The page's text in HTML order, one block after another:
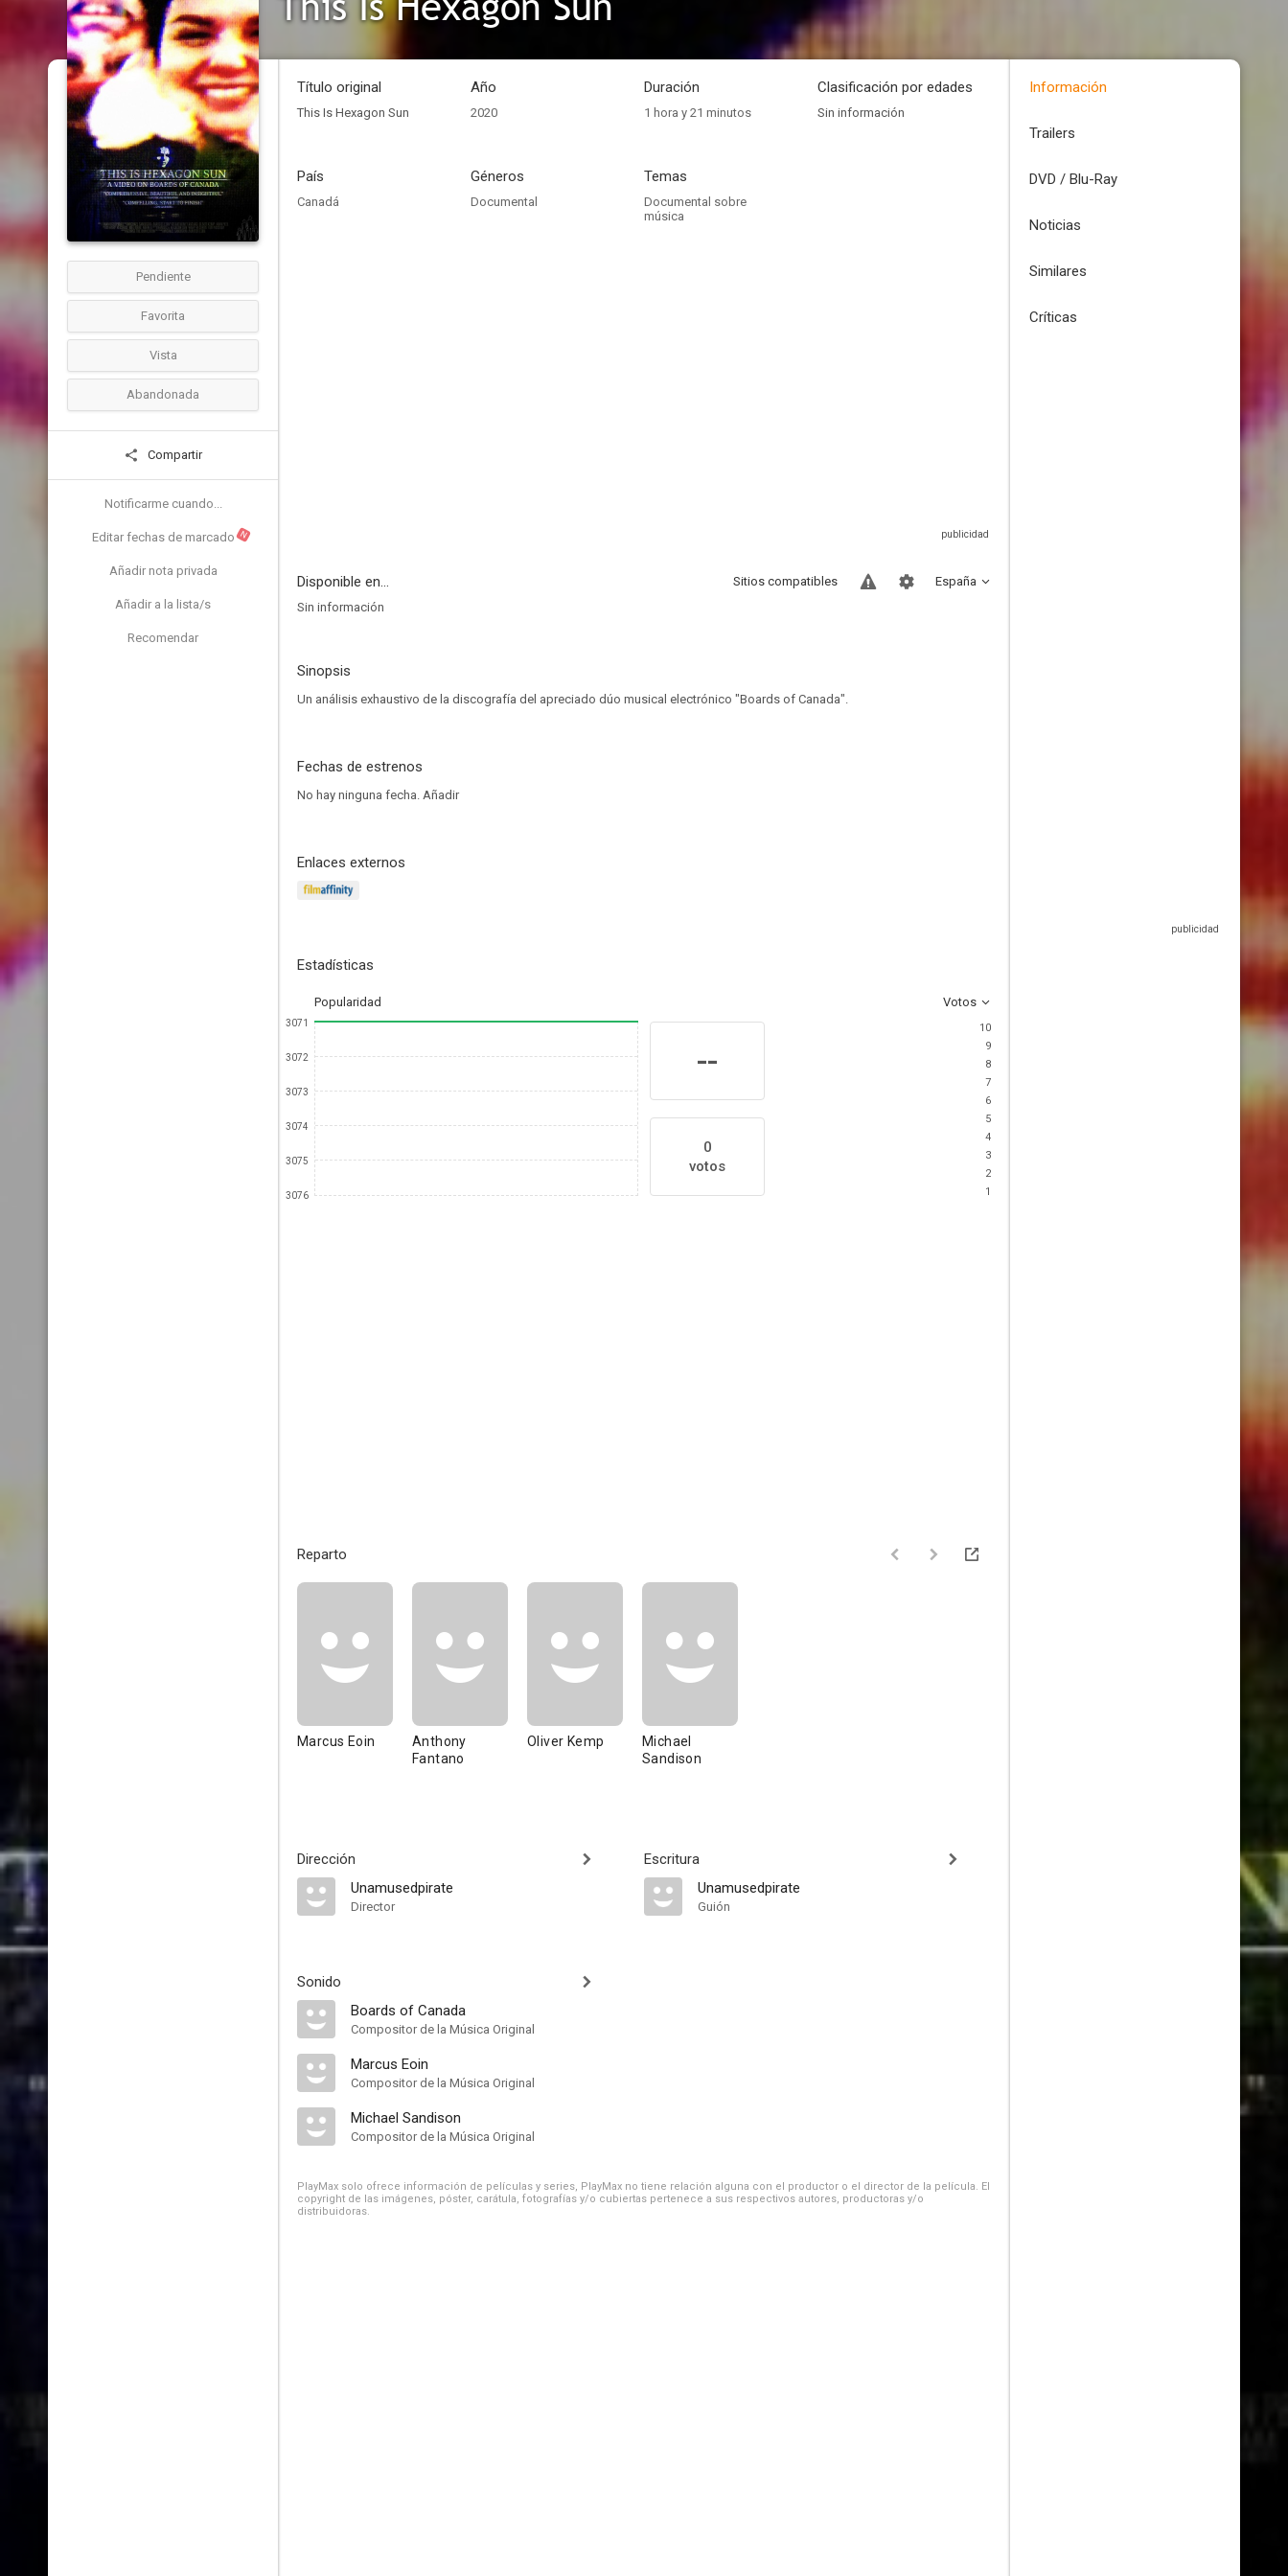
Pendiente
Favorita
Vista
Abandonada
Compartir
Notificarme cuando...
Editar fechas de marcado N
Añadir nota privada
Añadir a la lista/s
Recomendar
Título original
This Is Hexagon Sun
Año
2020
Duración
1 hora y 21 minutos
Clasificación por edades
Sin información
País
Canadá
Géneros
Documental
Temas
Documental sobre
música
Disponible en... España
Sitios compatibles
Sin información
Sinopsis
Un análisis exhaustivo de la discografía del apreciado dúo musical electrónico "Boards of Canada".
Fechas de estrenos
No hay ninguna fecha. Añadir
Enlaces externos
Estadísticas
Popularidad Votos
3071
3072
3073
3074
3075
3076
--
0
votos
10
9
8
7
6
5
4
3
2
1
Reparto
Marcus Eoin
Anthony
Fantano
Oliver Kemp
Michael
Sandison
Dirección
Unamusedpirate
Director
Sonido
Boards of Canada
Compositor de la Música Original
Marcus Eoin
Compositor de la Música Original
Michael Sandison
Compositor de la Música Original
Escritura
Unamusedpirate
Guión
PlayMax solo ofrece información de películas y series, PlayMax no tiene relación alguna con el productor o el director de la película. El
copyright de las imágenes, póster, carátula, fotografías y/o cubiertas pertenece a sus respectivos autores, productoras y/o
distribuidoras.
Información
Trailers
DVD / Blu-Ray
Noticias
Similares
Críticas